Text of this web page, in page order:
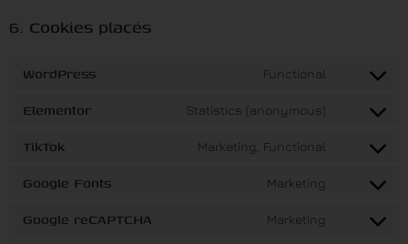
6. Cookies placés
WordPress Functional
Elementor Statistics (anonymous)
TikTok Marketing, Functional
Google Fonts Marketing
Google reCAPTCHA Marketing